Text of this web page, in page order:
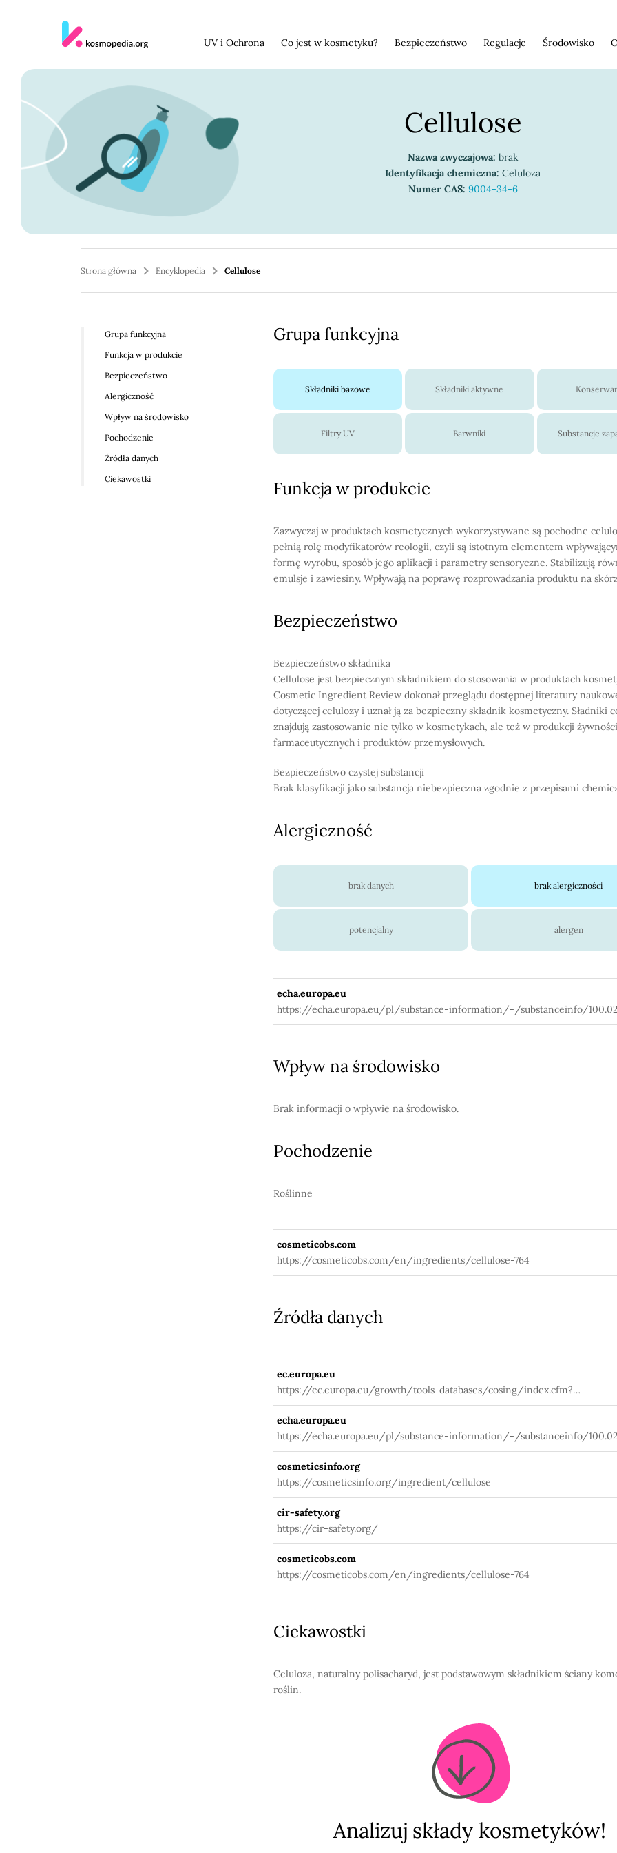
UV i Ochrona Co jest w kosmetyku? Bezpieczeństwo Regulacje Środowisko
Cellulose
Nazwa zwyczajowa: brak
Identyfikacja chemiczna: Celuloza
Numer CAS: 9004-34-6
Strona główna Encyklopedia Cellulose
Grupa funkcyjna
Składniki bazowe Składniki aktywne
Filtry UV Barwniki Substancje
Funkcja w produkcie
Zazwyczaj w produktach kosmetycznych wykorzystywane są pochodne
pełnią rolę modyfikatorów reologii, czyli są istotnym elementem
formę wyrobu, sposób jego aplikacji i parametry sensoryczne. Stabilizują
emulsje i zawiesiny. Wpływają na poprawę rozprowadzania produktu na
Bezpieczeństwo
Bezpieczeństwo składnika
Cellulose jest bezpiecznym składnikiem do stosowania w produktach
Cosmetic Ingredient Review dokonał przeglądu dostępnej literatury
dotyczącej celulozy i uznał ją za bezpieczny składnik kosmetyczny. Sładniki
znajdują zastosowanie nie tylko w kosmetykach, ale też w produkcji
farmaceutycznych i produktów przemysłowych.
Bezpieczeństwo czystej substancji
Brak klasyfikacji jako substancja niebezpieczna zgodnie z przepisami
Alergiczność
brak danych brak alergiczności
potencjalny alergen
echa.europa.eu
https://echa.europa.eu/pl/substance-information/-/substanceinfo/
Wpływ na środowisko
Brak informacji o wpływie na środowisko.
Pochodzenie
Roślinne
cosmeticobs.com
https://cosmeticobs.com/en/ingredients/cellulose-764
Źródła danych
ec.europa.eu
https://ec.europa.eu/growth/tools-databases/cosing/index.cfm?
fuseaction=search.details_v2&id=32480
echa.europa.eu
https://echa.europa.eu/pl/substance-information/-/substanceinfo/
cosmeticsinfo.org
https://cosmeticsinfo.org/ingredient/cellulose
cir-safety.org
https://cir-safety.org/
cosmeticobs.com
https://cosmeticobs.com/en/ingredients/cellulose-764
Ciekawostki
Celuloza, naturalny polisacharyd, jest podstawowym składnikiem ściany
roślin.
Analizuj składy kosmetyków!
Grupa funkcyjna
Funkcja w produkcie
Bezpieczeństwo
Alergiczność
Wpływ na środowisko
Pochodzenie
Źródła danych
Ciekawostki